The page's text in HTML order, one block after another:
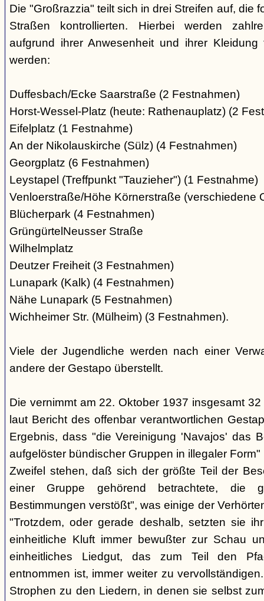
Die "Großrazzia" teilt sich in drei Streifen auf, die
Straßen kontrollierten. Hierbei werden
aufgrund ihrer Anwesenheit und ihrer Kleidung
werden:
Duffesbach/Ecke Saarstraße (2 Festnahmen)
Horst-Wessel-Platz (heute: Rathenauplatz) (2
Eifelplatz (1 Festnahme)
An der Nikolauskirche (Sülz) (4 Festnahmen)
Georgplatz (6 Festnahmen)
Leystapel (Treffpunkt "Tauzieher") (1 Festnahme)
Venloerstraße/Höhe Körnerstraße (verschiedene
Blücherpark (4 Festnahmen)
GrüngürtelNeusser Straße
Wilhelmplatz
Deutzer Freiheit (3 Festnahmen)
Lunapark (Kalk) (4 Festnahmen)
Nähe Lunapark (5 Festnahmen)
Wichheimer Str. (Mülheim) (3 Festnahmen).
Viele der Jugendliche werden nach einer
andere der Gestapo überstellt.
Die vernimmt am 22. Oktober 1937 insgesamt
laut Bericht des offenbar verantwortlichen
Ergebnis, dass "die Vereinigung 'Navajos' das
aufgelöster bündischer Gruppen in illegaler
Zweifel stehen, daß sich der größte Teil der
einer Gruppe gehörend betrachtete, die
Bestimmungen verstößt", was einige der
"Trotzdem, oder gerade deshalb, setzten sie
einheitliche Kluft immer bewußter zur Schau
einheitliches Liedgut, das zum Teil den
entnommen ist, immer weiter zu
Strophen zu den Liedern, in denen sie selbst